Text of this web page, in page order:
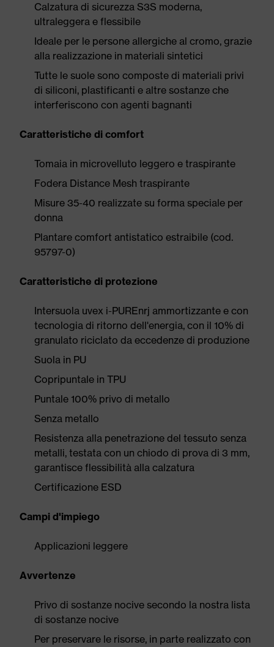
Calzatura di sicurezza S3S moderna,
ultraleggera e flessibile
Ideale per le persone allergiche al cromo, grazie
alla realizzazione in materiali sintetici
Tutte le suole sono composte di materiali privi
di siliconi, plastificanti e altre sostanze che
interferiscono con agenti bagnanti
Caratteristiche di comfort
Tomaia in microvelluto leggero e traspirante
Fodera Distance Mesh traspirante
Misure 35-40 realizzate su forma speciale per
donna
Plantare comfort antistatico estraibile (cod.
95797-0)
Caratteristiche di protezione
Intersuola uvex i-PUREnrj ammortizzante e con
tecnologia di ritorno dell'energia, con il 10% di
granulato riciclato da eccedenze di produzione
Suola in PU
Copripuntale in TPU
Puntale 100% privo di metallo
Senza metallo
Resistenza alla penetrazione del tessuto senza
metalli, testata con un chiodo di prova di 3 mm,
garantisce flessibilità alla calzatura
Certificazione ESD
Campi d'impiego
Applicazioni leggere
Avvertenze
Privo di sostanze nocive secondo la nostra lista
di sostanze nocive
Per preservare le risorse, in parte realizzato con